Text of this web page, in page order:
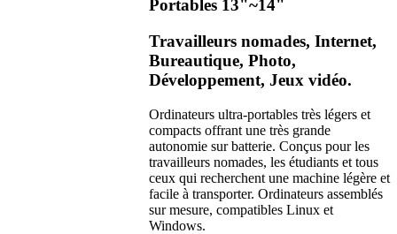
Portables 13"~14"
Travailleurs nomades, Internet,
Bureautique, Photo,
Développement, Jeux vidéo.
Ordinateurs ultra-portables très légers et
compacts offrant une très grande
autonomie sur batterie. Conçus pour les
travailleurs nomades, les étudiants et tous
ceux qui recherchent une machine légère et
facile à transporter. Ordinateurs assemblés
sur mesure, compatibles Linux et
Windows.